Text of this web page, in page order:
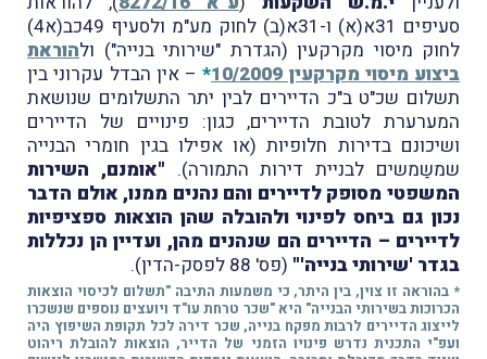
סעיפים 31א(א) ו-31א(ב) לחוק מע"מ ולסעיף 49כב(א4)
לחוק מיסוי מקרקעין (הגדרת "שירותי בנייה") ולהוראת
ביצוע מיסוי מקרקעין 10/2009
*– אין הבדל עקרוני בין
תשלום שכ"ט ב"כ הדיירים לבין יתר התשלומים שנושאת
המערערת לטובת הדיירים, כגון: פינויים של הדיירים
ושיכונם בדירות חלופיות (או אפילו בגין חומרי הבנייה
שמשַמשים לבניית דירות התמורה). "אומנם, השירות
המשפטי מסופק לדיירים והם נהנים ממנו, אולם הדבר
נכון גם ביחס לפינוי ולהובלה שהן הוצאות ספציפיות
לדיירים – הדיירים הם שנהנים מהן, ועדיין הן נכללות
בגדר 'שירותי בנייה'" (פס' 88 לפסק-הדין).
* בהוראה זו צוין, בין היתר, כי משמעות התיבה "תשלום לכיסוי הוצאות
הכרוכות בשירותי הבנייה" היא "שכר טרחת עו"ד ויועצים נוספים שנשכרו
לייצוג הדיירים לרבות מפקח בנייה, שכר דירה לכל תקופת השיפוץ היה
ועפ"י התכנית נדרש פינויו הזמני של הדייר, הוצאות להובלת ריהוט